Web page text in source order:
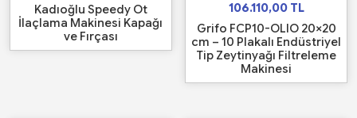
Kadıoğlu Speedy Ot
İlaçlama Makinesi Kapağı
ve Fırçası
106.110,00 TL
Grifo FCP10-OLIO 20×20
cm – 10 Plakalı Endüstriyel
Tip Zeytinyağı Filtreleme
Makinesi